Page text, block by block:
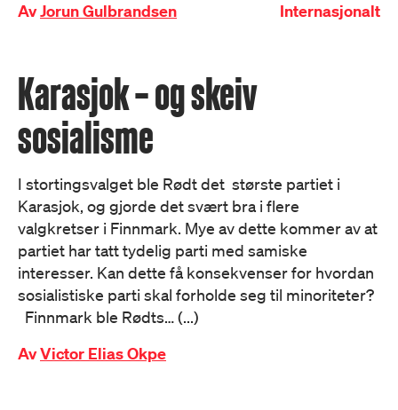
AvJorun Gulbrandsen Internasjonalt
Karasjok – og skeiv
sosialisme
I stortingsvalget ble Rødt det største partiet i
Karasjok, og gjorde det svært bra i flere
valgkretser i Finnmark. Mye av dette kommer av at
partiet har tatt tydelig parti med samiske
interesser. Kan dette få konsekvenser for hvordan
sosialistiske parti skal forholde seg til minoriteter?
Finnmark ble Rødts… (...)
AvVictor Elias Okpe